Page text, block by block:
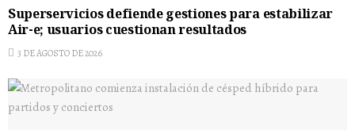
Superservicios defiende gestiones para estabilizar
Air-e; usuarios cuestionan resultados
3 DE AGOSTO DE 2026